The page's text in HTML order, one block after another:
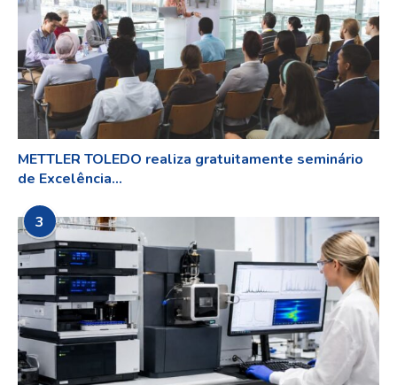
METTLER TOLEDO realiza gratuitamente seminário
de Excelência...
3